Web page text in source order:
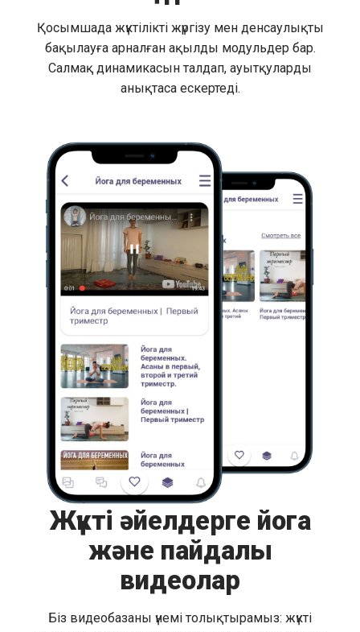
Қосымшада жүктілікті жүргізу мен денсаулықты
бақылауға арналған ақылды модульдер бар.
Салмақ динамикасын талдап, ауытқуларды
анықтаса ескертеді.
Жүкті әйелдерге йога
және пайдалы
видеолар
Біз видеобазаны үнемі толықтырамыз: жүкті